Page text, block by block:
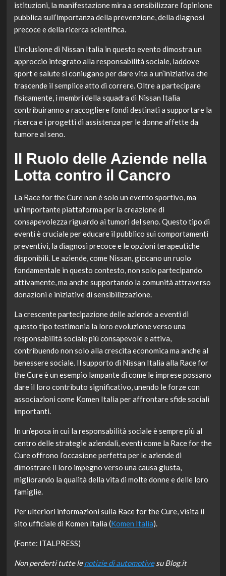
istituzioni, la manifestazione mira a sensibilizzare l’opinione
pubblica sull’importanza della prevenzione, della diagnosi
precoce e della ricerca scientifica.
L’inclusione di Nissan Italia in questo evento dimostra un
approccio integrato alla responsabilità sociale, laddove
sport e salute si coniugano per dare vita a un’iniziativa che
trascende il semplice atto di correre. Oltre a partecipare
fisicamente, i membri della squadra di Nissan Italia
contribuiranno a raccogliere fondi destinati a supportare la
ricerca e i progetti di assistenza per le donne affette da
tumore al seno.
Il Ruolo delle Aziende nella
Lotta contro il Cancro
La Race for the Cure non è solo un evento sportivo, ma
un’importante piattaforma per la creazione di
consapevolezza riguardo ai tumori del seno. Questo tipo di
eventi è cruciale per educare il pubblico sui comportamenti
preventivi, la diagnosi precoce e le opzioni terapeutiche
disponibili. Le aziende, come Nissan, giocano un ruolo
fondamentale in questo contesto, non solo partecipando
attivamente, ma anche supportando la comunità attraverso
donazioni e iniziative di sensibilizzazione.
La crescente partecipazione delle aziende a eventi di
questo tipo testimonia la loro evoluzione verso una
responsabilità sociale più consapevole e attiva,
contribuendo non solo alla crescita economica ma anche al
benessere sociale. Il supporto di Nissan Italia alla Race for
the Cure è un esempio lampante di come le imprese possano
dare il loro contributo significativo, unendo le forze con
associazioni come Komen Italia per affrontare sfide sociali
importanti.
In un’epoca in cui la responsabilità sociale è sempre più al
centro delle strategie aziendali, eventi come la Race for the
Cure offrono l’occasione perfetta per le aziende di
dimostrare il loro impegno verso una causa giusta,
migliorando la qualità della vita di molte donne e delle loro
famiglie.
Per ulteriori informazioni sulla Race for the Cure, visita il
sito ufficiale di Komen Italia (Komen Italia).
(Fonte: ITALPRESS)
Non perderti tutte lenotizie di automotivesu Blog.it